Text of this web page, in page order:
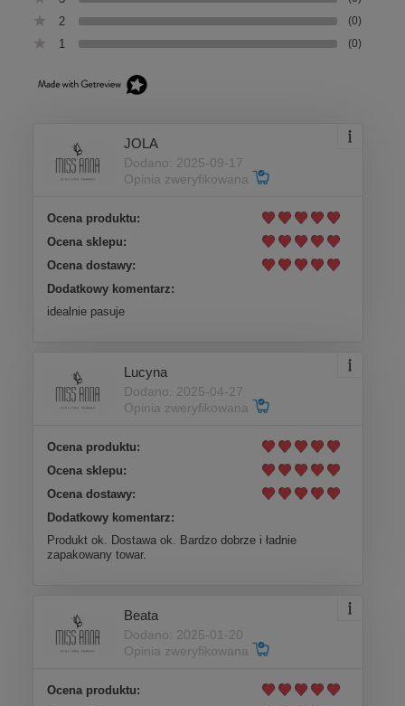
2 (0)
1 (0)
JOLA
Dodano: 2025-09-17
Opinia zweryfikowana
Ocena produktu:
Ocena sklepu:
Ocena dostawy:
Dodatkowy komentarz:
idealnie pasuje
Lucyna
Dodano: 2025-04-27
Opinia zweryfikowana
Ocena produktu:
Ocena sklepu:
Ocena dostawy:
Dodatkowy komentarz:
Produkt ok. Dostawa ok. Bardzo dobrze i ładnie
zapakowany towar.
Beata
Dodano: 2025-01-20
Opinia zweryfikowana
Ocena produktu: